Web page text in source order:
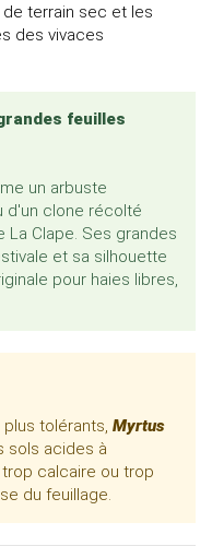
terrain sec et les
des vivaces
feuilles
un arbuste
d'un clone récolté
La Clape. Ses grandes
et sa silhouette
pour haies libres,
tolérants, Myrtus
sols acides à
calcaire ou trop
du feuillage.